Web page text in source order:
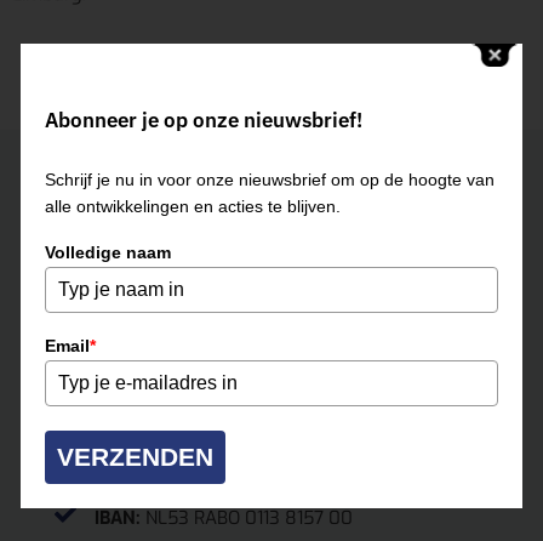
Neem contact op
ROERMOND
0475-331500
roermond@multihuur.nl
Jules Breukersstraat 15-17
6041 BP Roermond
KvK.13037070
NL804285433B01
IBAN: NL53 RABO 0113 8157 00
Abonneer je op onze nieuwsbrief!
Schrijf je nu in voor onze nieuwsbrief om op de hoogte van
alle ontwikkelingen en acties te blijven.
Volledige naam
Email*
VERZENDEN